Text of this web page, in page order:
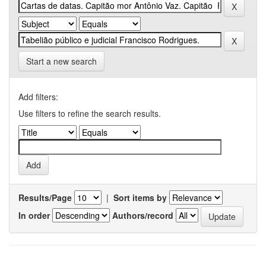
Start a new search
Add filters:
Use filters to refine the search results.
Results/Page | Sort items by
In order
Authors/record